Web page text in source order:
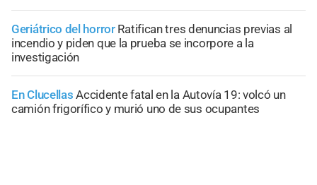
Geriátrico del horror Ratifican tres denuncias previas al
incendio y piden que la prueba se incorpore a la
investigación
En Clucellas Accidente fatal en la Autovía 19: volcó un
camión frigorífico y murió uno de sus ocupantes